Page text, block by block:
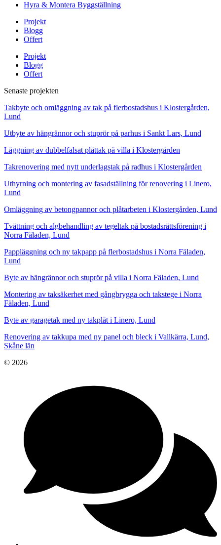
Hyra & Montera Byggställning
Projekt
Blogg
Offert
Projekt
Blogg
Offert
Senaste projekten
Takbyte och omläggning av tak på flerbostadshus i Klostergården,
Lund
Utbyte av hängrännor och stuprör på parhus i Sankt Lars, Lund
Läggning av dubbelfalsat plåttak på villa i Klostergården
Takrenovering med nytt underlagstak på radhus i Klostergården
Uthyrning och montering av fasadställning för renovering i Linero,
Lund
Omläggning av betongpannor och plåtarbeten i Klostergården, Lund
Tvättning och algbehandling av tegeltak på bostadsrättsförening i
Norra Fäladen, Lund
Pappläggning och ny takpapp på flerbostadshus i Norra Fäladen,
Lund
Byte av hängrännor och stuprör på villa i Norra Fäladen, Lund
Montering av taksäkerhet med gångbrygga och takstege i Norra
Fäladen, Lund
Byte av garagetak med ny takplåt i Linero, Lund
Renovering av takkupa med ny panel och bleck i Vallkärra, Lund,
Skåne län
© 2026